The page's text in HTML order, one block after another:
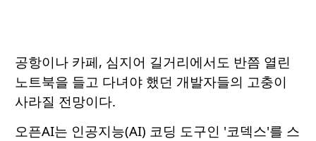
공항이나 카페, 심지어 길거리에서도 반쯤 열린
노트북을 들고 다녀야 했던 개발자들의 고충이
사라질 전망이다.
오픈AI는 인공지능(AI) 코딩 도구인 '코덱스'를 스